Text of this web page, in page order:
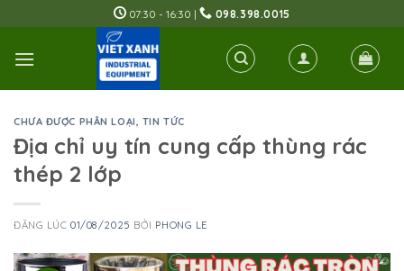
to
content
07:30 - 16:30 | 098.398.0015
CHƯA ĐƯỢC PHÂN LOẠI, TIN TỨC
Địa chỉ uy tín cung cấp thùng rác
thép 2 lớp
ĐĂNG LÚC01/08/2025 BỞI PHONG LE